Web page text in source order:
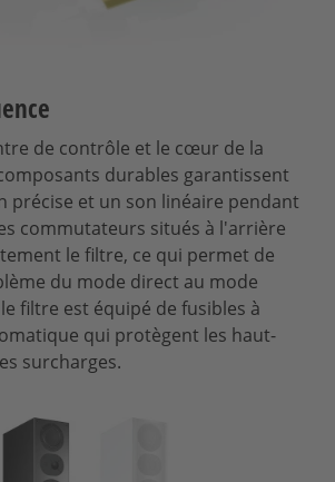
de contrôle et le cœur de la
durables garantissent
précise et un son linéaire pendant
commutateurs situés à l'arrière
le filtre, ce qui permet de
du mode direct au mode
filtre est équipé de fusibles à
qui protègent les haut-
surcharges.